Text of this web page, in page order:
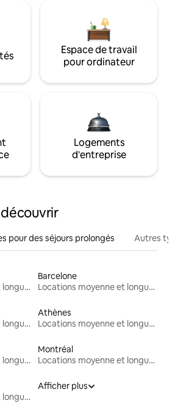
Espace de travail
pour ordinateur
Logements
d'entreprise
pour des séjours prolongés Autres
Locations moyenne et longue durée
Barcelone
Locations moyenne et longue durée
Locations moyenne et longue durée
Athènes
Locations moyenne et longue durée
Locations moyenne et longue durée
Montréal
Locations moyenne et longue durée
Locations moyenne et longue durée
Afficher plus